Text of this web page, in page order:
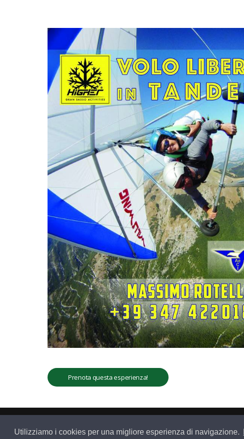
Utilizziamo i cookies per una migliore esperienza di navigazione.
Prenota questa esperienza!
+39 340.7894800